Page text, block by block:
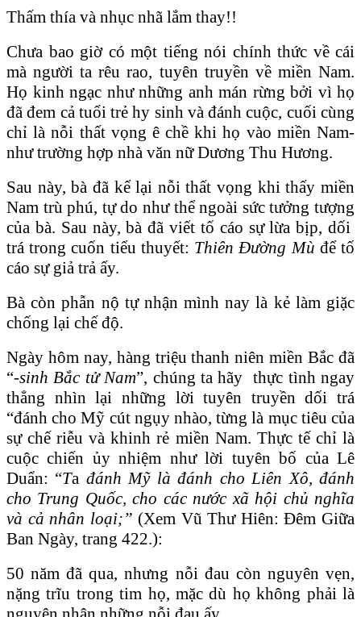
Thấm thía và nhục nhã lắm thay!!
Chưa bao giờ có một tiếng nói chính thức về cái
mà người ta rêu rao, tuyên truyền về miền Nam.
Họ kinh ngạc như những anh mán rừng bởi vì họ
đã đem cả tuổi trẻ hy sinh và đánh cuộc, cuối cùng
chỉ là nỗi thất vọng ê chề khi họ vào miền Nam-
như trường hợp nhà văn nữ Dương Thu Hương.
Sau này, bà đã kể lại nỗi thất vọng khi thấy miền
Nam trù phú, tự do như thể ngoài sức tưởng tượng
của bà. Sau này, bà đã viết tố cáo sự lừa bịp, dối
trá trong cuốn tiểu thuyết: Thiên Đường Mù để tố
cáo sự giả trả ấy.
Bà còn phẫn nộ tự nhận mình nay là kẻ làm giặc
chống lại chế độ.
Ngày hôm nay, hàng triệu thanh niên miền Bắc đã
“-sinh Bắc tử Nam”, chúng ta hãy thực tình ngay
thẳng nhìn lại những lời tuyên truyền dối trá
“đánh cho Mỹ cút ngụy nhào, từng là mục tiêu của
sự chế riễu và khinh rẻ miền Nam. Thực tế chỉ là
cuộc chiến ủy nhiệm như lời tuyên bố của Lê
Duẩn: “Ta đánh Mỹ là đánh cho Liên Xô, đánh
cho Trung Quốc, cho các nước xã hội chủ nghĩa
và cả nhân loại;” (Xem Vũ Thư Hiên: Đêm Giữa
Ban Ngày, trang 422.):
50 năm đã qua, nhưng nỗi đau còn nguyên vẹn,
nặng trĩu trong tim họ, mặc dù họ không phải là